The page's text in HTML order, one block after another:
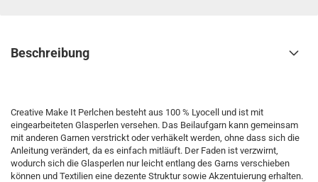
Beschreibung
Creative Make It Perlchen besteht aus 100 % Lyocell und ist mit
eingearbeiteten Glasperlen versehen. Das Beilaufgarn kann gemeinsam
mit anderen Garnen verstrickt oder verhäkelt werden, ohne dass sich die
Anleitung verändert, da es einfach mitläuft. Der Faden ist verzwirnt,
wodurch sich die Glasperlen nur leicht entlang des Garns verschieben
können und Textilien eine dezente Struktur sowie Akzentuierung erhalten.